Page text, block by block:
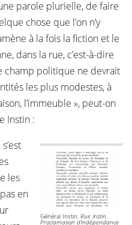
parole plurielle, de faire
chose que l’on n’y
à la fois la fiction et le
dans la rue, c’est-à-dire
champ politique ne devrait
les plus modestes, à
l’immeuble », peut-on
Instin :
Général Instin,Rue Instin.
Proclamation d’indépendance
les
en